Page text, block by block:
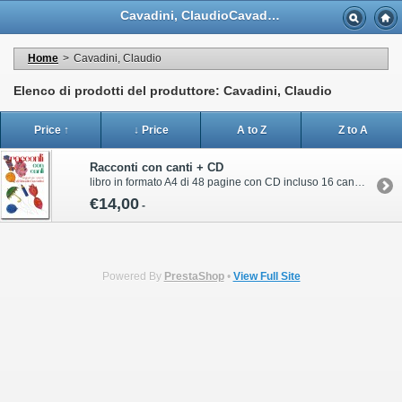
Cavadini, ClaudioCavadini, Claudio - Casa Musicale Eco
Home > Cavadini, Claudio
Elenco di prodotti del produttore: Cavadini, Claudio
Price ↑ ↓ Price A to Z Z to A
Racconti con canti + CD
libro in formato A4 di 48 pagine con CD incluso 16 canzoni, 2 fiabe, storie, musiche e proposte didattiche per la musica d'assiemePer informazioni sull’acquisto di questa pubblicazione contattare il servizio clienti Volonté & Co:ordini@volonte-co.comTel: 02/45473285 - Fax: 02/36596796
€14,00 -
Powered By PrestaShop• View Full Site